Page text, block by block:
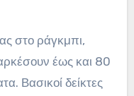
στο ράγκμπι,
έως και 80
Βασικοί δείκτες